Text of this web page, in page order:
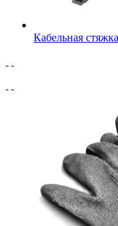
Кабельная